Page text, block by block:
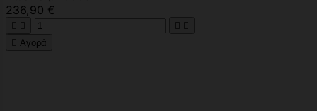
236,90 €
   
 Αγορά